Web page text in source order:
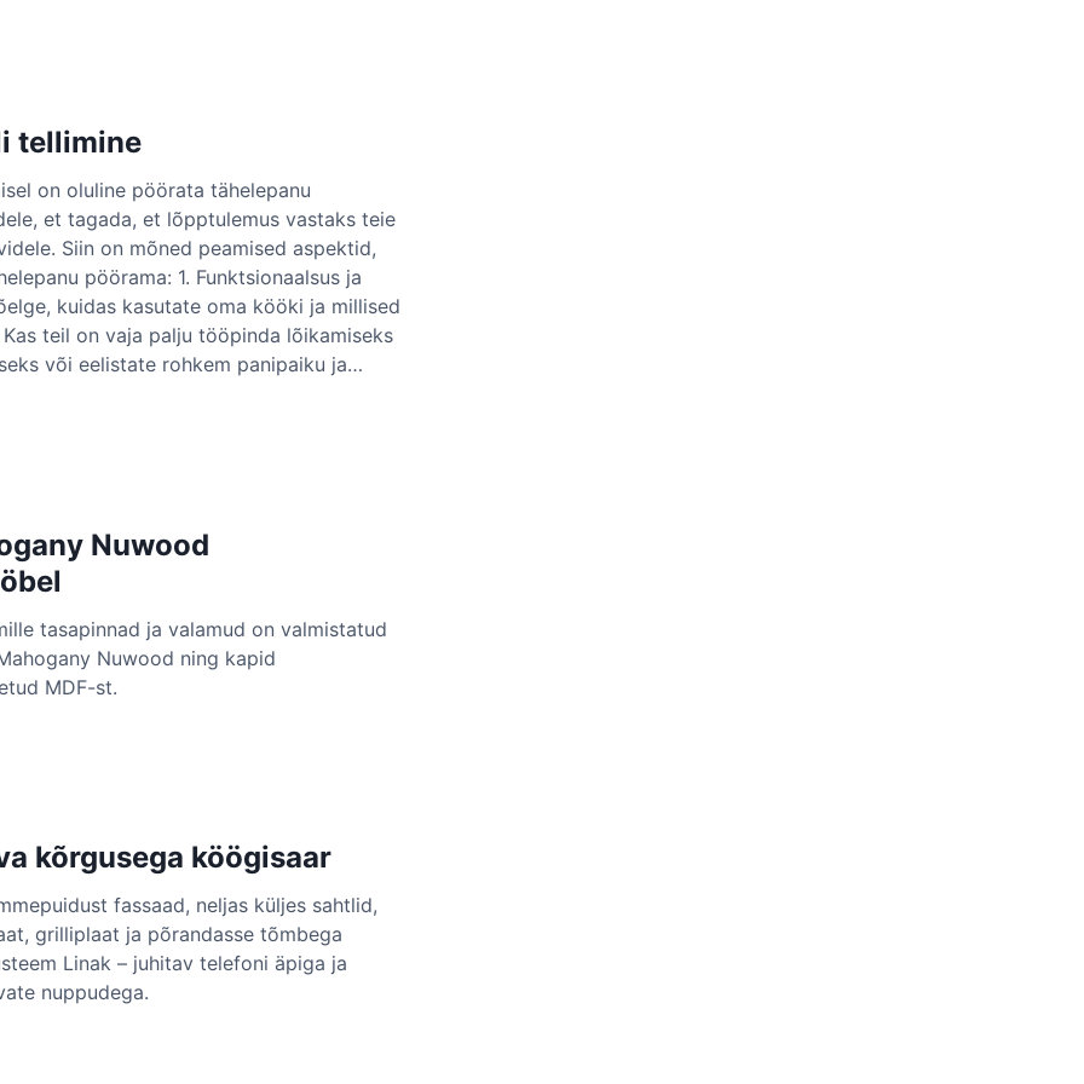
tellimine
on oluline pöörata tähelepanu
et tagada, et lõpptulemus vastaks teie
Siin on mõned peamised aspektid,
pöörama: 1. Funktsionaalsus ja
kuidas kasutate oma kööki ja millised
teil on vaja palju tööpinda lõikamiseks
või eelistate rohkem panipaiku ja…
Nuwood
tasapinnad ja valamud on valmistatud
Nuwood ning kapid
MDF-st.
kõrgusega köögisaar
fassaad, neljas küljes sahtlid,
grilliplaat ja põrandasse tõmbega
Linak – juhitav telefoni äpiga ja
nuppudega.